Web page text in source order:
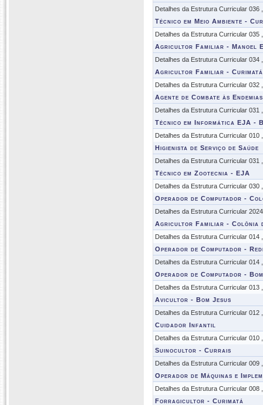
Detalhes da Estrutura Curricular 036
Técnico em Meio Ambiente -
Detalhes da Estrutura Curricular 035
Agricultor Familiar - Manoel
Detalhes da Estrutura Curricular 034
Agricultor Familiar - Curimatá
Detalhes da Estrutura Curricular 032
Agente de Combate às
Detalhes da Estrutura Curricular 031
Técnico em Informática EJA -
Detalhes da Estrutura Curricular 010
Higienista de Serviço de Saúde
Detalhes da Estrutura Curricular 031
Técnico em Zootecnia - EJA
Detalhes da Estrutura Curricular 030
Operador de Computador -
Detalhes da Estrutura Curricular
Agricultor Familiar - Colônia
Detalhes da Estrutura Curricular 014
Operador de Computador -
Detalhes da Estrutura Curricular 014
Operador de Computador -
Detalhes da Estrutura Curricular 013
Avicultor - Bom Jesus
Detalhes da Estrutura Curricular 012
Cuidador Infantil
Detalhes da Estrutura Curricular 010
Suinocultor - Currais
Detalhes da Estrutura Curricular 009
Operador de Máquinas e
Detalhes da Estrutura Curricular 008
Forragicultor - Curimatá